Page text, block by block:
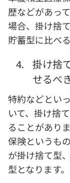
歴などがあっ
場合、掛け捨
貯蓄型に比べ
4.
掛け捨
せるべ
特約などとい
いて、掛け捨
ることがあり
保険というも
が掛け捨て型
型となります。